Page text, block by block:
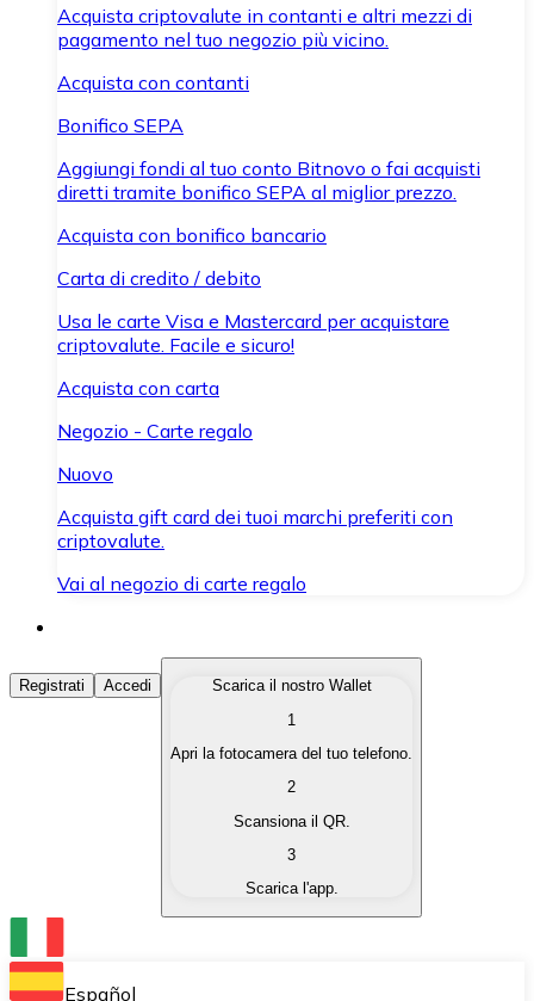
Acquista criptovalute in contanti e altri mezzi di
pagamento nel tuo negozio più vicino.
Acquista con contanti
Bonifico SEPA
Aggiungi fondi al tuo conto Bitnovo o fai acquisti
diretti tramite bonifico SEPA al miglior prezzo.
Acquista con bonifico bancario
Carta di credito / debito
Usa le carte Visa e Mastercard per acquistare
criptovalute. Facile e sicuro!
Acquista con carta
Negozio - Carte regalo
Nuovo
Acquista gift card dei tuoi marchi preferiti con
criptovalute.
Vai al negozio di carte regalo
Acquista Criptovalute
Acquista le criptovalute che ti interessano in modo
Converti le tue criptovalute in valuta fiat quando ne
Scambia una criptovaluta con un'altra
Conserva le tue cripto in un Wallet self-custodial.
Registrati Accedi
Scarica il nostro Wallet
1
Apri la fotocamera del tuo telefono.
2
Scansiona il QR.
3
Scarica l'app.
Español